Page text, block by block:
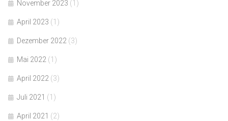
November 2023 (1)
April 2023 (1)
Dezember 2022 (3)
Mai 2022 (1)
April 2022 (3)
Juli 2021 (1)
April 2021 (2)